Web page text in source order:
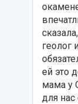
геолог
ей это
мама у
для нас